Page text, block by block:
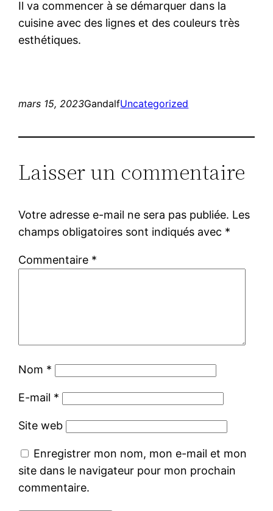
Il va commencer à se démarquer dans la
cuisine avec des lignes et des couleurs très
esthétiques.
mars 15, 2023GandalfUncategorized
Laisser un commentaire
Votre adresse e-mail ne sera pas publiée. Les
champs obligatoires sont indiqués avec *
Commentaire *
Nom *
E-mail *
Site web
Enregistrer mon nom, mon e-mail et mon
site dans le navigateur pour mon prochain
commentaire.